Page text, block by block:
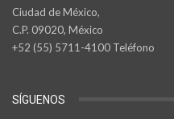
Ciudad de México,
C.P. 09020, México
+52 (55) 5711-4100 Teléfono
SÍGUENOS